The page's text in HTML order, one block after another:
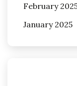
February
January 2025